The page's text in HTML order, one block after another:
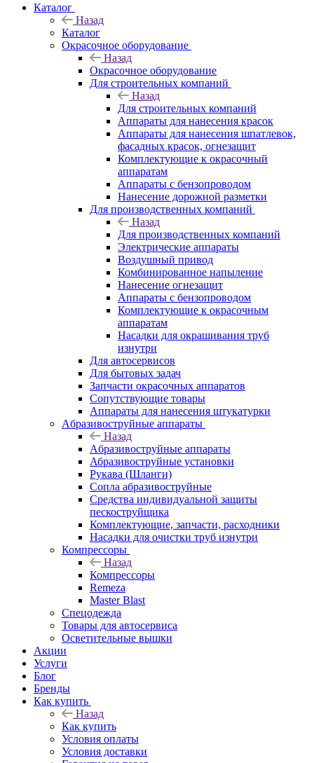
Каталог
Назад
Каталог
Окрасочное оборудование
Назад
Окрасочное оборудование
Для строительных компаний
Назад
Для строительных компаний
Аппараты для нанесения красок
Аппараты для нанесения шпатлевок,
фасадных красок, огнезащит
Комплектующие к окрасочный
аппаратам
Аппараты с бензопроводом
Нанесение дорожной разметки
Для производственных компаний
Назад
Для производственных компаний
Электрические аппараты
Воздушный привод
Комбинированное напыление
Нанесение огнезащит
Аппараты с бензопроводом
Комплектующие к окрасочным
аппаратам
Насадки для окрашивания труб
изнутри
Для автосервисов
Для бытовых задач
Запчасти окрасочных аппаратов
Сопутствующие товары
Аппараты для нанесения штукатурки
Aбразивоструйные аппараты
Назад
Aбразивоструйные аппараты
Абразивоструйные установки
Рукава (Шланги)
Сопла абразивоструйные
Средства индивидуальной защиты
пескоструйщика
Комплектующие, запчасти, расходники
Насадки для очистки труб изнутри
Компрессоры
Назад
Компрессоры
Remeza
Master Blast
Спецодежда
Товары для автосервиса
Осветительные вышки
Акции
Услуги
Блог
Бренды
Как купить
Назад
Как купить
Условия оплаты
Условия доставки